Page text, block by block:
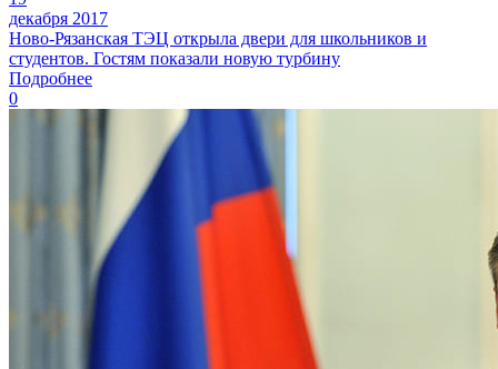
декабря 2017
Ново-Рязанская ТЭЦ открыла двери для школьников и
студентов. Гостям показали новую турбину
Подробнее
0